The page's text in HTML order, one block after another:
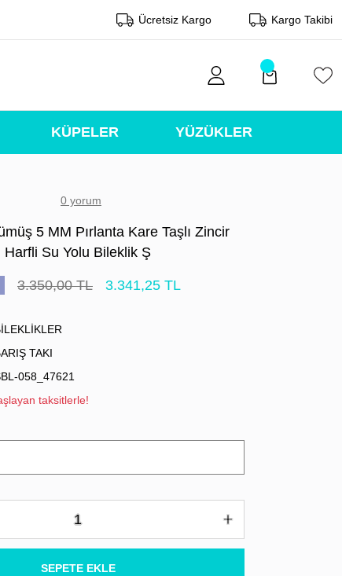
Ücretsiz Kargo Kargo Takibi
KÜPELER YÜZÜKLER
0 yorum
5 MM Pırlanta Kare Taşlı Zincir
Harfli Su Yolu Bileklik Ş
3.350,00 TL 3.341,25 TL
TAKI
058_47621
taksitlerle!
SEPETE EKLE